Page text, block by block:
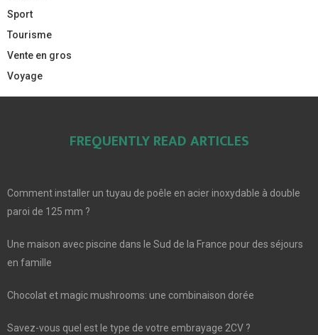
Sport
Tourisme
Vente en gros
Voyage
FREQUENTLY READ ARTICLES
Comment installer un tuyau de poêle en acier inoxydable à double
paroi de 125 mm ?
Une maison avec piscine dans le Sud de la France pour des séjours
en famille
Chocolat et magic mushrooms: une combinaison dorée
Savez-vous quel est le type de votre embrayage 2CV ?